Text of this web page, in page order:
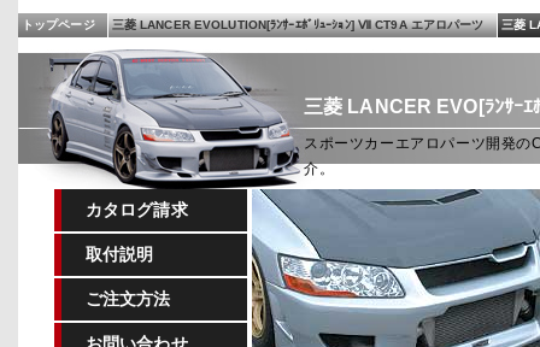
トップページ 三菱 LANCER EVOLUTION[ﾗﾝｻｰｴﾎﾞﾘｭｰｼｮﾝ] Ⅶ CT9A エアロパーツ 三菱
三菱 LANCER EVO[ﾗﾝｻｰ
スポーツカーエアロパーツ開発
介。
カタログ請求
取付説明
ご注文方法